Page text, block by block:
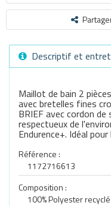
Descriptif et
Maillot de bain 2
avec bretelles fines
BRIEF avec cordon
respectueux de
Endurence+. Idéal
Référence :
1172716613
Composition :
100% Polyester recyclé